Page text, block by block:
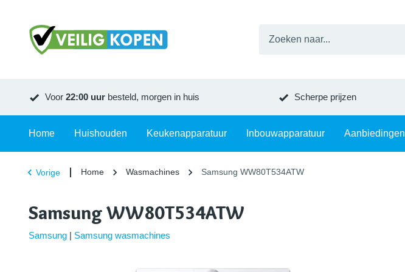
Voor 22:00 uur besteld, morgen in huis Scherpe prijzen
Home Huishouden Keukenapparatuur Inbouwapparatuur Aanbiedingen
Vorige Home Wasmachines Samsung WW80T534ATW
Samsung WW80T534ATW
Samsung | Samsung wasmachines